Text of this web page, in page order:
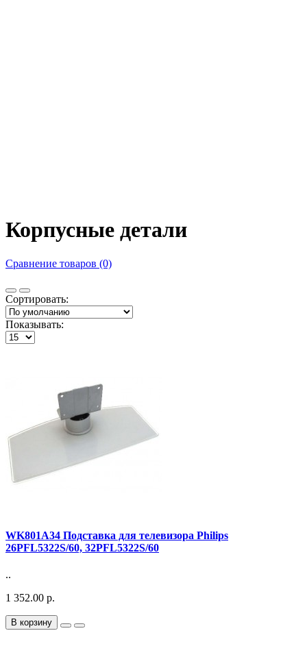
Корпусные детали
Сравнение товаров (0)
Сортировать:
Показывать:
WK801A34 Подставка для телевизора Philips
26PFL5322S/60, 32PFL5322S/60
..
1 352.00 р.
В корзину